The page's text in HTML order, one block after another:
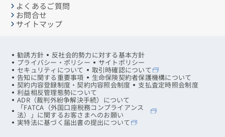
よくあるご質問
お問合せ
サイトマップ
勧誘方針 反社会的勢力に対する基本方針
プライバシー・ポリシー サイトポリシー
セキュリティについて 取引時確認について
告知に関する重要事項 生命保険契約者保護機構について
契約内容登録制度・契約内容照会制度 支払査定時照会制度
利益相反管理態勢について
ADR（裁判外紛争解決手続）について
「FATCA（外国口座税務コンプライアンス
法）」に関するお客さまへのお願い
実特法に基づく届出書の提出について